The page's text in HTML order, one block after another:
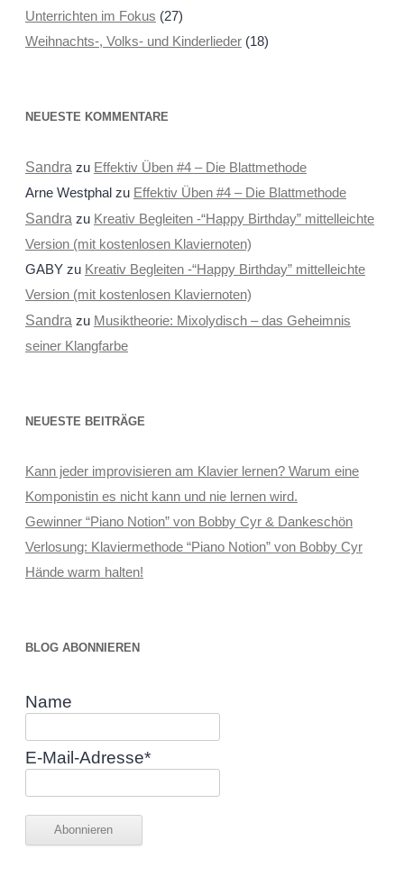
Unterrichten im Fokus (27)
Weihnachts-, Volks- und Kinderlieder(18)
NEUESTE KOMMENTARE
Sandra zu Effektiv Üben #4 – Die Blattmethode
Arne Westphalzu Effektiv Üben #4 – Die Blattmethode
Sandra zu Kreativ Begleiten -“Happy Birthday” mittelleichte
Version (mit kostenlosen Klaviernoten)
GABYzu Kreativ Begleiten -“Happy Birthday” mittelleichte
Version (mit kostenlosen Klaviernoten)
Sandra zu Musiktheorie: Mixolydisch – das Geheimnis
seiner Klangfarbe
NEUESTE BEITRÄGE
Kann jeder improvisieren am Klavier lernen? Warum eine
Komponistin es nicht kann und nie lernen wird.
Gewinner “Piano Notion” von Bobby Cyr & Dankeschön
Verlosung: Klaviermethode “Piano Notion” von Bobby Cyr
Hände warm halten!
BLOG ABONNIEREN
Name
E-Mail-Adresse*